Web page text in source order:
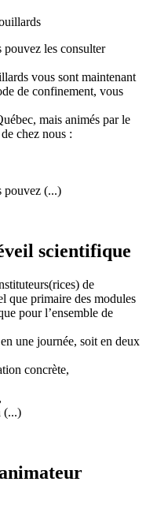
pouvez les consulter
vous sont maintenant
de confinement, vous
mais animés par le
chez nous :
pouvez (...)
scientifique
de
que primaire des modules
pour l’ensemble de
une journée, soit en deux
concrète,
(...)